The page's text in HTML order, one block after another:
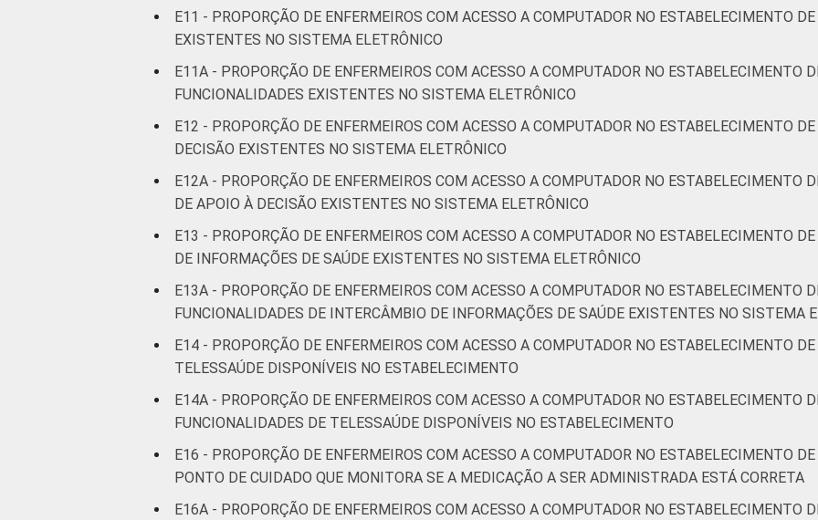
E11 - PROPORÇÃO DE ENFERMEIROS COM ACESSO A COMPUTADOR NO ESTABELECIMENTO
EXISTENTES NO SISTEMA ELETRÔNICO
E11A - PROPORÇÃO DE ENFERMEIROS COM ACESSO A COMPUTADOR NO ESTABELECIMENTO
FUNCIONALIDADES EXISTENTES NO SISTEMA ELETRÔNICO
E12 - PROPORÇÃO DE ENFERMEIROS COM ACESSO A COMPUTADOR NO ESTABELECIMENTO
DECISÃO EXISTENTES NO SISTEMA ELETRÔNICO
E12A - PROPORÇÃO DE ENFERMEIROS COM ACESSO A COMPUTADOR NO ESTABELECIMENTO
DE APOIO À DECISÃO EXISTENTES NO SISTEMA ELETRÔNICO
E13 - PROPORÇÃO DE ENFERMEIROS COM ACESSO A COMPUTADOR NO ESTABELECIMENTO
DE INFORMAÇÕES DE SAÚDE EXISTENTES NO SISTEMA ELETRÔNICO
E13A - PROPORÇÃO DE ENFERMEIROS COM ACESSO A COMPUTADOR NO ESTABELECIMENTO
FUNCIONALIDADES DE INTERCÂMBIO DE INFORMAÇÕES DE SAÚDE EXISTENTES NO SISTEMA
E14 - PROPORÇÃO DE ENFERMEIROS COM ACESSO A COMPUTADOR NO ESTABELECIMENTO
TELESSAÚDE DISPONÍVEIS NO ESTABELECIMENTO
E14A - PROPORÇÃO DE ENFERMEIROS COM ACESSO A COMPUTADOR NO ESTABELECIMENTO
FUNCIONALIDADES DE TELESSAÚDE DISPONÍVEIS NO ESTABELECIMENTO
E16 - PROPORÇÃO DE ENFERMEIROS COM ACESSO A COMPUTADOR NO ESTABELECIMENTO
PONTO DE CUIDADO QUE MONITORA SE A MEDICAÇÃO A SER ADMINISTRADA ESTÁ CORRETA
E16A - PROPORÇÃO DE ENFERMEIROS COM ACESSO A COMPUTADOR NO ESTABELECIMENTO